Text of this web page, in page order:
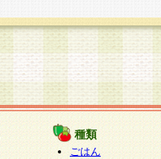
種類
ごはん